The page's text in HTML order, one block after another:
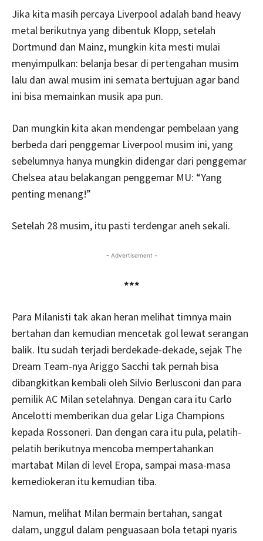
Jika kita masih percaya Liverpool adalah band heavy
metal berikutnya yang dibentuk Klopp, setelah
Dortmund dan Mainz, mungkin kita mesti mulai
menyimpulkan: belanja besar di pertengahan musim
lalu dan awal musim ini semata bertujuan agar band
ini bisa memainkan musik apa pun.
Dan mungkin kita akan mendengar pembelaan yang
berbeda dari penggemar Liverpool musim ini, yang
sebelumnya hanya mungkin didengar dari penggemar
Chelsea atau belakangan penggemar MU: “Yang
penting menang!”
Setelah 28 musim, itu pasti terdengar aneh sekali.
- Advertisement -
***
Para Milanisti tak akan heran melihat timnya main
bertahan dan kemudian mencetak gol lewat serangan
balik. Itu sudah terjadi berdekade-dekade, sejak The
Dream Team-nya Ariggo Sacchi tak pernah bisa
dibangkitkan kembali oleh Silvio Berlusconi dan para
pemilik AC Milan setelahnya. Dengan cara itu Carlo
Ancelotti memberikan dua gelar Liga Champions
kepada Rossoneri. Dan dengan cara itu pula, pelatih-
pelatih berikutnya mencoba mempertahankan
martabat Milan di level Eropa, sampai masa-masa
kemediokeran itu kemudian tiba.
Namun, melihat Milan bermain bertahan, sangat
dalam, unggul dalam penguasaan bola tetapi nyaris